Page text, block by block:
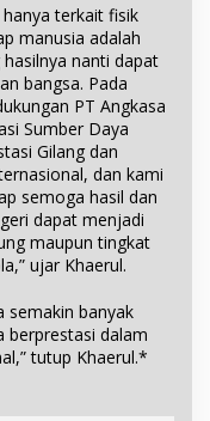
terkait fisik
manusia adalah
nanti dapat
bangsa. Pada
PT Angkasa
Sumber Daya
Gilang dan
dan kami
semoga hasil dan
dapat menjadi
maupun tingkat
ujar Khaerul.
semakin banyak
berprestasi dalam
tutup Khaerul.*